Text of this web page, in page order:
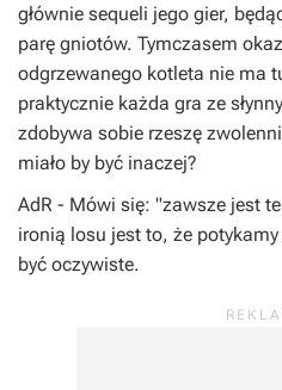
głównie sequeli jego gier,
parę gniotów. Tymczasem
odgrzewanego kotleta nie ma
praktycznie każda gra ze
zdobywa sobie rzeszę
miało by być inaczej?
AdR - Mówi się: "zawsze jest
ironią losu jest to, że
być oczywiste.